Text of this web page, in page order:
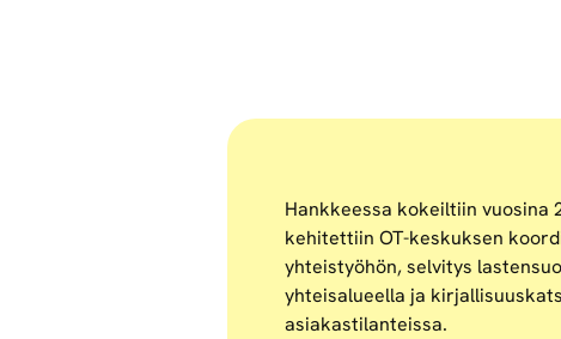
Hankkeessa kokeiltiin vuosina
kehitettiin OT-keskuksen
yhteistyöhön, selvitys
yhteisalueella ja
asiakastilanteissa.